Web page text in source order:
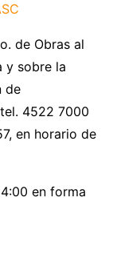
de Obras al
y sobre la
de
4522 7000
en horario de
en forma